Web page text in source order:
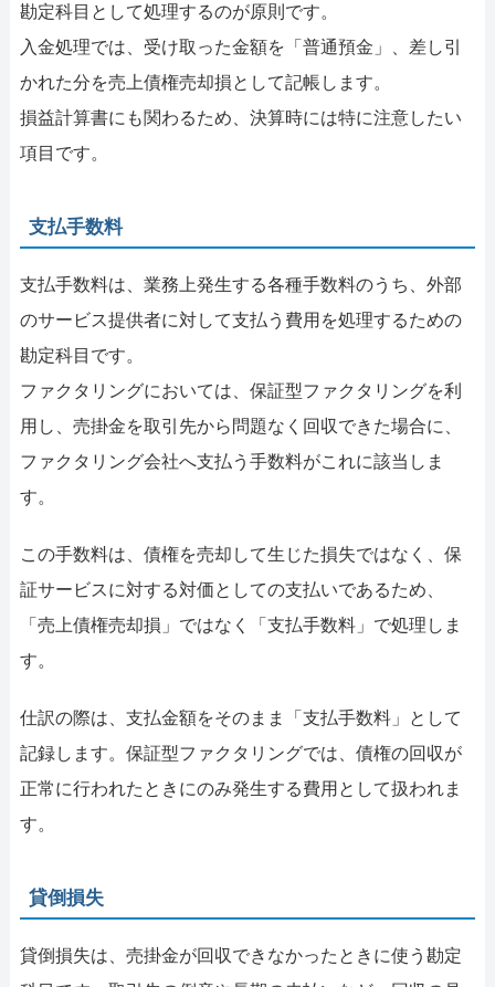
勘定科目として処理するのが原則です。
入金処理では、受け取った金額を「普通預金」、差し引
かれた分を売上債権売却損として記帳します。
損益計算書にも関わるため、決算時には特に注意したい
項目です。
支払手数料
支払手数料は、業務上発生する各種手数料のうち、外部
のサービス提供者に対して支払う費用を処理するための
勘定科目です。
ファクタリングにおいては、保証型ファクタリングを利
用し、売掛金を取引先から問題なく回収できた場合に、
ファクタリング会社へ支払う手数料がこれに該当しま
す。
この手数料は、債権を売却して生じた損失ではなく、保
証サービスに対する対価としての支払いであるため、
「売上債権売却損」ではなく「支払手数料」で処理しま
す。
仕訳の際は、支払金額をそのまま「支払手数料」として
記録します。保証型ファクタリングでは、債権の回収が
正常に行われたときにのみ発生する費用として扱われま
す。
貸倒損失
貸倒損失は、売掛金が回収できなかったときに使う勘定